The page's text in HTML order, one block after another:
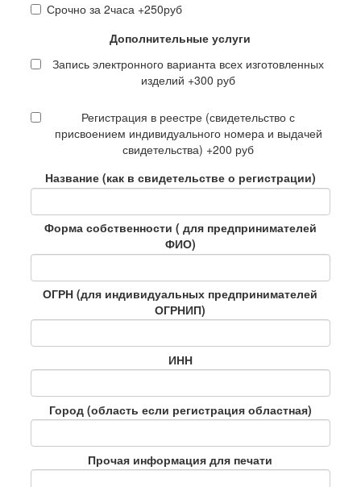
Срочно за 2часа +250руб
Дополнительные услуги
Запись электронного варианта всех изготовленных
изделий +300 руб
Регистрация в реестре (свидетельство с
присвоением индивидуального номера и выдачей
свидетельства) +200 руб
Название (как в свидетельстве о регистрации)
Форма собственности ( для предпринимателей
ФИО)
ОГРН (для индивидуальных предпринимателей
ОГРНИП)
ИНН
Город (область если регистрация областная)
Прочая информация для печати